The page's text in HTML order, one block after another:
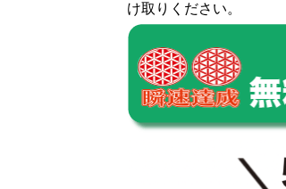
け取りください。